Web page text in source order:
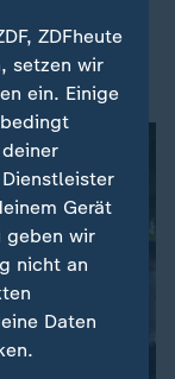
ZDFheute
setzen wir
ein. Einige
Gerät
geben wir
nicht an
Daten